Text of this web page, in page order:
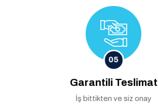
05
Garantili Teslimat
İş bittikten ve siz onay